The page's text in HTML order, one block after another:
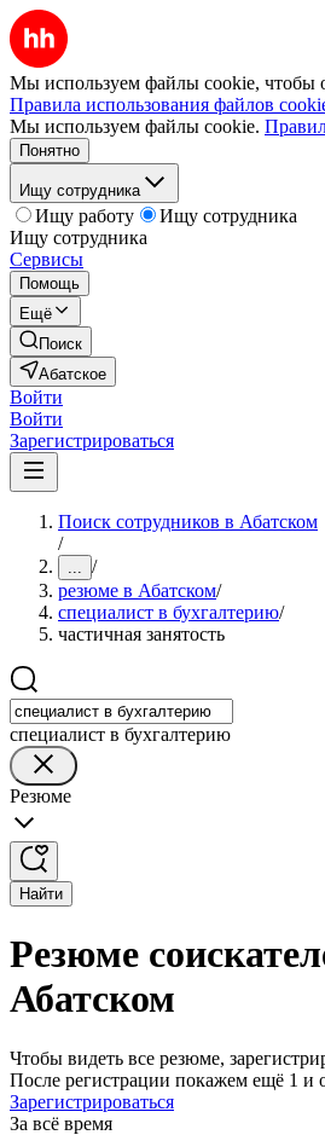
Мы используем файлы cookie, чтобы
Правила использования файлов
Мы используем файлы cookie.
Понятно
Ищу сотрудника
Ищу работу
Ищу сотрудника
Ищу сотрудника
Сервисы
Помощь
Ещё
Поиск
Абатское
Войти
Войти
Зарегистрироваться
Поиск сотрудников в Абатском
/
... /
резюме в Абатском/
специалист в бухгалтерию/
частичная занятость
специалист в бухгалтерию
Резюме
Найти
Резюме
Абатском
Чтобы видеть все резюме,
После регистрации покажем ещё 1 и
Зарегистрироваться
За всё время